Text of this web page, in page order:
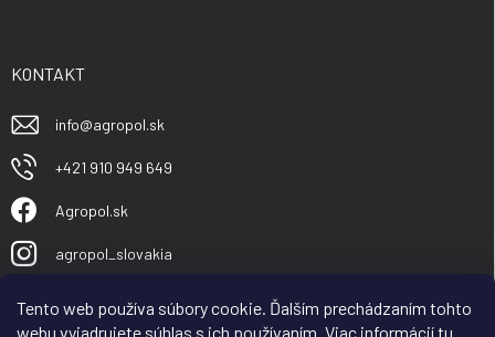
Tento web používa súbory cookie. Ďalším prechádzaním tohto
webu vyjadrujete súhlas s ich používaním. Viac informáciítu
KONTAKT
info@agropol.sk
+421 910 949 649
Agropol.sk
agropol_slovakia